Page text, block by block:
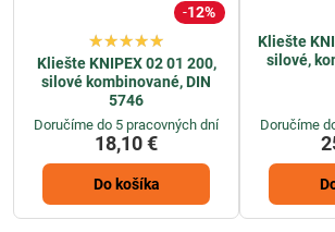
12%
Kliešte KNIPEX 02 01 200,
silové kombinované, DIN
5746
Doručíme do 5 pracovných dní
18,10 €
Do košíka
Kliešte
silové,
Doručíme